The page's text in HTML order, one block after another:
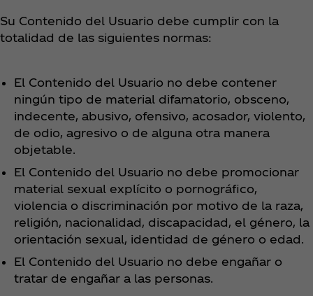
Su Contenido del Usuario debe cumplir con la
totalidad de las siguientes normas:
El Contenido del Usuario no debe contener
ningún tipo de material difamatorio, obsceno,
indecente, abusivo, ofensivo, acosador, violento,
de odio, agresivo o de alguna otra manera
objetable.
El Contenido del Usuario no debe promocionar
material sexual explícito o pornográfico,
violencia o discriminación por motivo de la raza,
religión, nacionalidad, discapacidad, el género, la
orientación sexual, identidad de género o edad.
El Contenido del Usuario no debe engañar o
tratar de engañar a las personas.